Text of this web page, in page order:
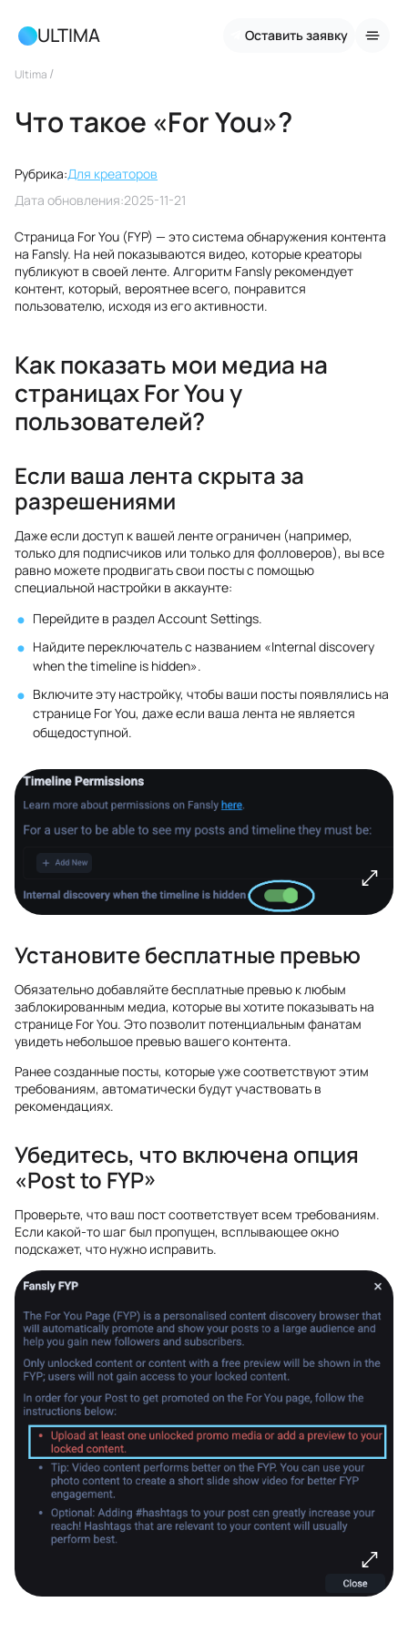
ULTIMA Оставить заявку
Ultima /
Что такое «For You»?
Рубрика:Для креаторов
Дата обновления:2025-11-21
Страница For You (FYP) — это система обнаружения контента
на Fansly. На ней показываются видео, которые креаторы
публикуют в своей ленте. Алгоритм Fansly рекомендует
контент, который, вероятнее всего, понравится
пользователю, исходя из его активности.
Как показать мои медиа на
страницах For You у
пользователей?
Если ваша лента скрыта за
разрешениями
Даже если доступ к вашей ленте ограничен (например,
только для подписчиков или только для фолловеров), вы все
равно можете продвигать свои посты с помощью
специальной настройки в аккаунте:
Перейдите в раздел Account Settings.
Найдите переключатель с названием «Internal discovery
when the timeline is hidden».
Включите эту настройку, чтобы ваши посты появлялись на
странице For You, даже если ваша лента не является
общедоступной.
Установите бесплатные превью
Обязательно добавляйте бесплатные превью к любым
заблокированным медиа, которые вы хотите показывать на
странице For You. Это позволит потенциальным фанатам
увидеть небольшое превью вашего контента.
Ранее созданные посты, которые уже соответствуют этим
требованиям, автоматически будут участвовать в
рекомендациях.
Убедитесь, что включена опция
«Post to FYP»
Проверьте, что ваш пост соответствует всем требованиям.
Если какой-то шаг был пропущен, всплывающее окно
подскажет, что нужно исправить.